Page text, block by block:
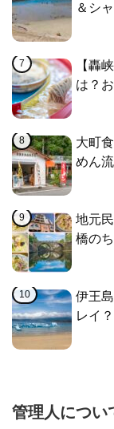
＆シ
【轟
は？
大町
めん流
地元
橋の
伊王
レイ
管理人につい